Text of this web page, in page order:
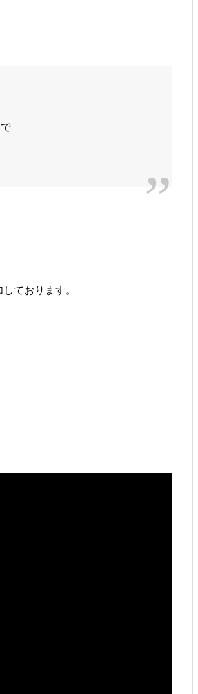
ております。